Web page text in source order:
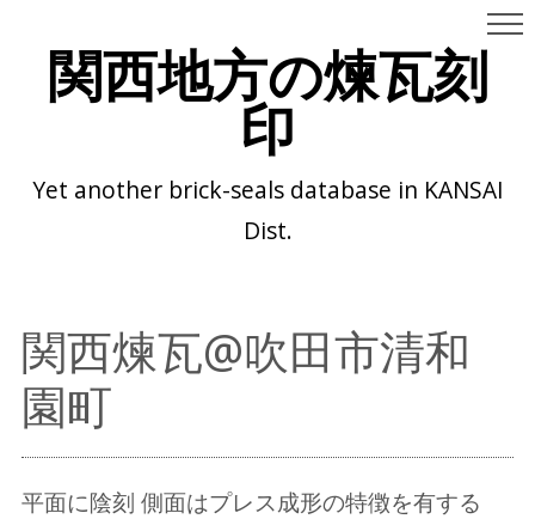
関西地方の煉瓦刻
印
Yet another brick-seals database in KANSAI
Dist.
関西煉瓦@吹田市清和
園町
平面に陰刻 側面はプレス成形の特徴を有する